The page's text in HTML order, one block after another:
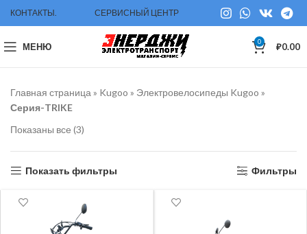
КОНТАКТЫ. СЕРВИСНЫЙ ЦЕНТР
МЕНЮ 0 ₽0.00
Главная страница » Kugoo » Электровелосипеды Kugoo »
Серия-TRIKE
Показаны все (3)
Показать фильтры Фильтры